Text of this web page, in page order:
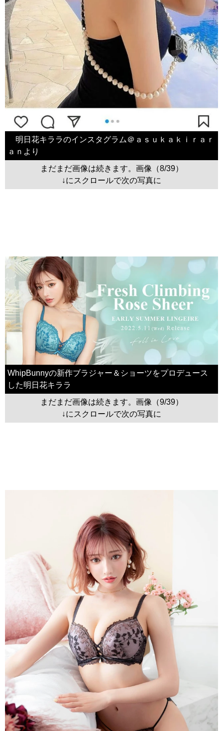
明日花キララのインスタグラム＠ａｓｕｋａｋｉｒａｒ
ａｎより
まだまだ画像は続きます。画像（8/39）
↓にスクロールで次の写真に
WhipBunnyの新作ブラジャー＆ショーツをプロデュース
した明日花キララ
まだまだ画像は続きます。画像（9/39）
↓にスクロールで次の写真に